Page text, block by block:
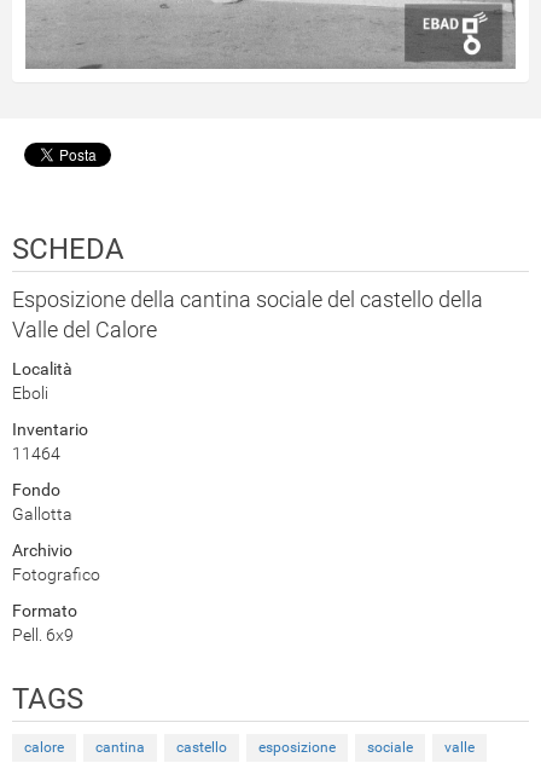
SCHEDA
Esposizione della cantina sociale del castello della
Valle del Calore
Località
Eboli
Inventario
11464
Fondo
Gallotta
Archivio
Fotografico
Formato
Pell. 6x9
TAGS
calore cantina castello esposizione sociale valle